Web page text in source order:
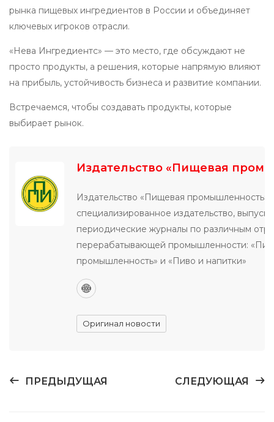
рынка пищевых ингредиентов в России и объединяет
ключевых игроков отрасли.
«Нева Ингредиентс» — это место, где обсуждают не
просто продукты, а решения, которые напрямую влияют
на прибыль, устойчивость бизнеса и развитие компании.
Встречаемся, чтобы создавать продукты, которые
выбирает рынок.
Издательство «Пищевая
Издательство «Пищевая промышленность»
специализированное издательство,
периодические журналы по различным
перерабатывающей промышленности:
промышленность» и «Пиво и напитки»
Оригинал новости
ПРЕДЫДУЩАЯ СЛЕДУЮЩАЯ